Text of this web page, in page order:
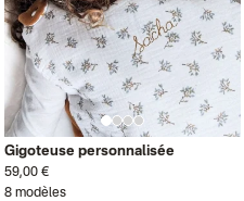
Gigoteuse personnalisée
59,00 €
8 modèles